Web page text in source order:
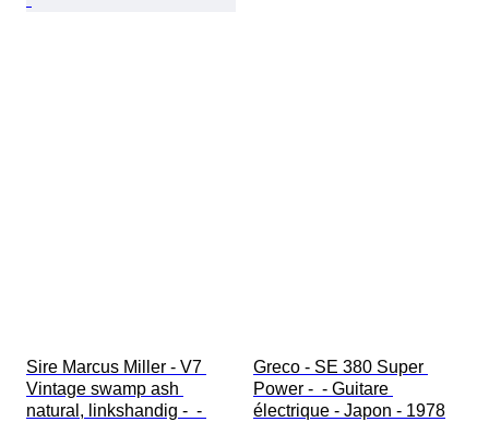
Sire Marcus Miller - V7
Vintage swamp ash
natural, linkshandig -  -
Greco - SE 380 Super
Power -  - Guitare
électrique - Japon - 1978